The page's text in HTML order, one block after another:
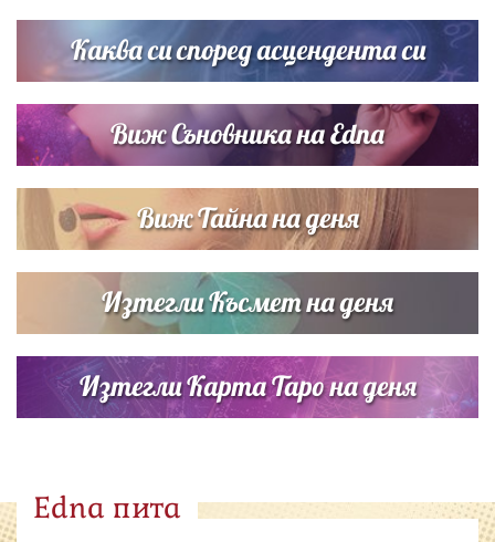
сватбата на Роналдо
Каква си според асцендента си
Виж Съновника на Edna
Виж Тайна на деня
Изтегли Късмет на деня
Изтегли Карта Таро на деня
Edna пита